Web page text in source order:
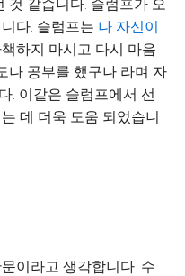
것 같습니다. 슬럼프가 오
다. 슬럼프는 나 자신이
하지 마시고 다시 마음
나 공부를 했구나 라며 자
. 이같은 슬럼프에서 선
데 더욱 도움 되었습니
이라고 생각합니다. 수